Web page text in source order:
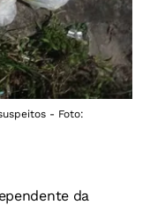
- Foto:
da